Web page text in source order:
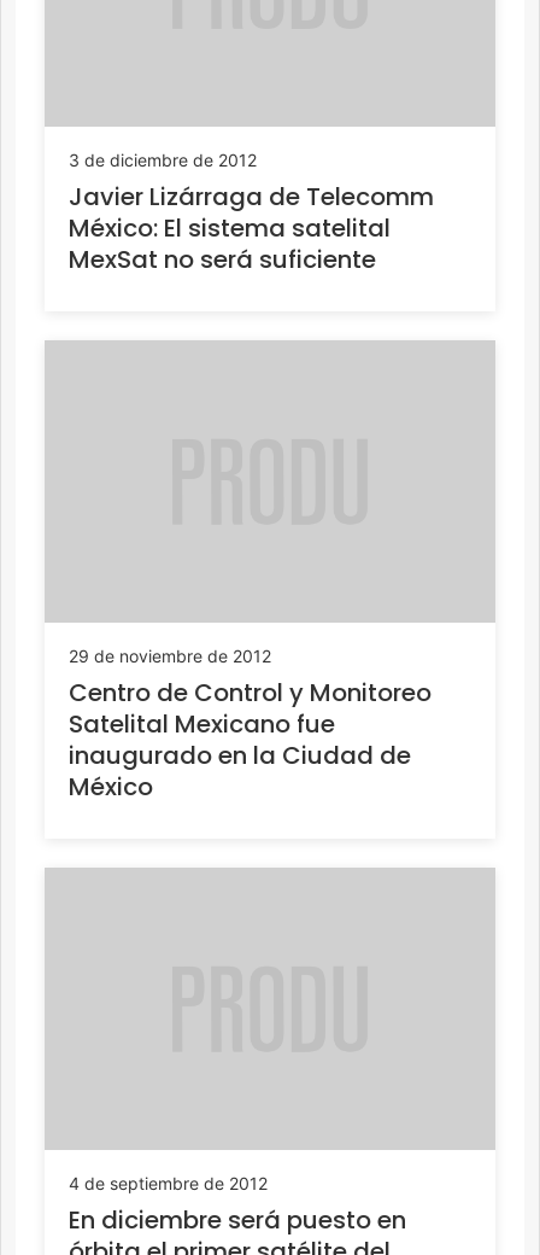
3 de diciembre de 2012
Javier Lizárraga de Telecomm
México: El sistema satelital
MexSat no será suficiente
29 de noviembre de 2012
Centro de Control y Monitoreo
Satelital Mexicano fue
inaugurado en la Ciudad de
México
4 de septiembre de 2012
En diciembre será puesto en